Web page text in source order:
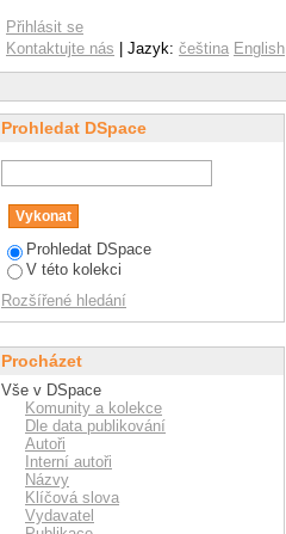
feature analysis
Přihlásit se
Kontaktujte nás | Jazyk: čeština English
Prohledat DSpace
Prohledat DSpace
V této kolekci
Rozšířené hledání
Procházet
Vše v DSpace
Komunity a kolekce
Dle data publikování
Autoři
Interní autoři
Názvy
Klíčová slova
Vydavatel